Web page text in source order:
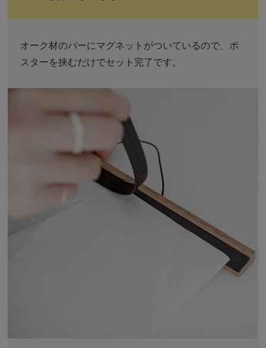
オーク材のバーにマグネットがついているので、ポ
スターを挟むだけでセット完了です。